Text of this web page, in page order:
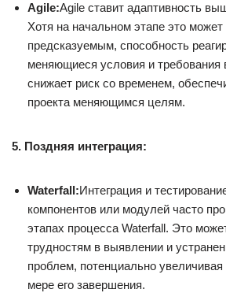
Agile:Agile ставит адаптивность
Хотя на начальном этапе это может
предсказуемым, способность
меняющиеся условия и требования
снижает риск со временем,
проекта меняющимся целям.
5. Поздняя интеграция:
Waterfall:Интеграция и
компонентов или модулей часто
этапах процесса Waterfall. Это
трудностям в выявлении и
проблем, потенциально увеличивая
мере его завершения.